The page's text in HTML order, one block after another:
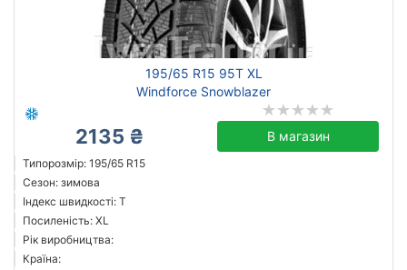
195/65 R15 95T XL
Windforce Snowblazer
2135 ₴ В магазин
Типорозмір: 195/65 R15
Сезон: зимова
Індекс швидкості: T
Посиленість: XL
Рік виробництва:
Країна: